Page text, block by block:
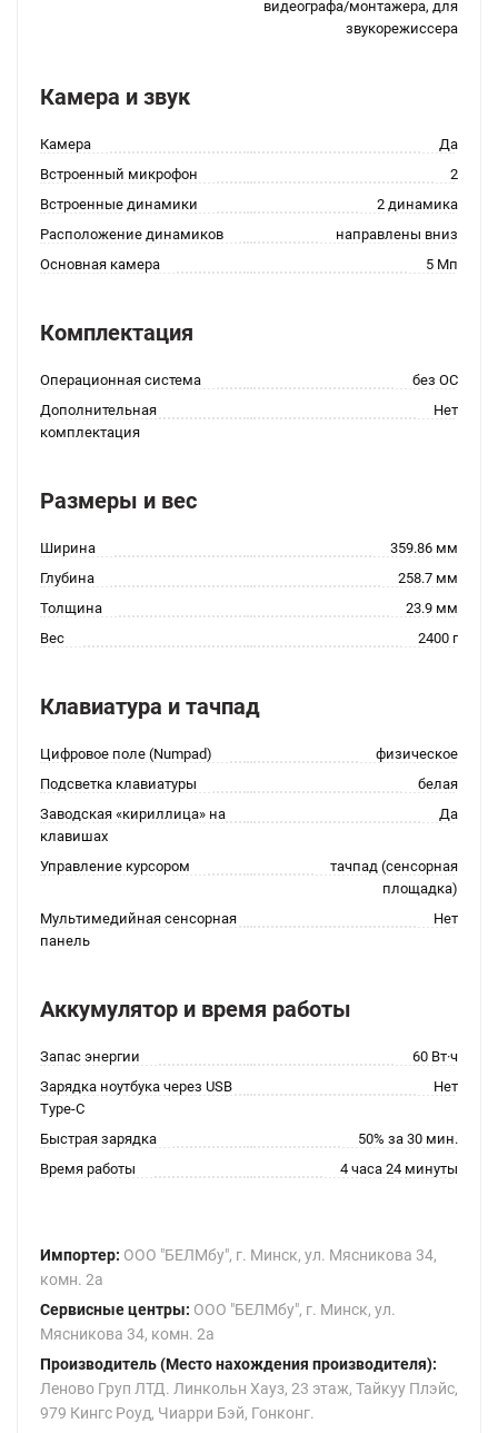
видеографа/монтажера, для
звукорежиссера
Камера и звук
Камера
Да
Встроенный микрофон
2
Встроенные динамики
2 динамика
Расположение динамиков
направлены вниз
Основная камера
5 Мп
Комплектация
Операционная система
без ОС
Дополнительная
комплектация
Нет
Размеры и вес
Ширина
359.86 мм
Глубина
258.7 мм
Толщина
23.9 мм
Вес
2400 г
Клавиатура и тачпад
Цифровое поле (Numpad)
физическое
Подсветка клавиатуры
белая
Заводская «кириллица» на
клавишах
Да
Управление курсором
тачпад (сенсорная
площадка)
Мультимедийная сенсорная
панель
Нет
Аккумулятор и время работы
Запас энергии
60 Вт·ч
Зарядка ноутбука через USB
Type-C
Нет
Быстрая зарядка
50% за 30 мин.
Время работы
4 часа 24 минуты
Импортер: ООО "БЕЛМбу", г. Минск, ул. Мясникова 34,
комн. 2а
Сервисные центры: ООО "БЕЛМбу", г. Минск, ул.
Мясникова 34, комн. 2а
Производитель (Место нахождения производителя):
Леново Груп ЛТД. Линкольн Хауз, 23 этаж, Тайкуу Плэйс,
979 Кингс Роуд, Чиарри Бэй, Гонконг.